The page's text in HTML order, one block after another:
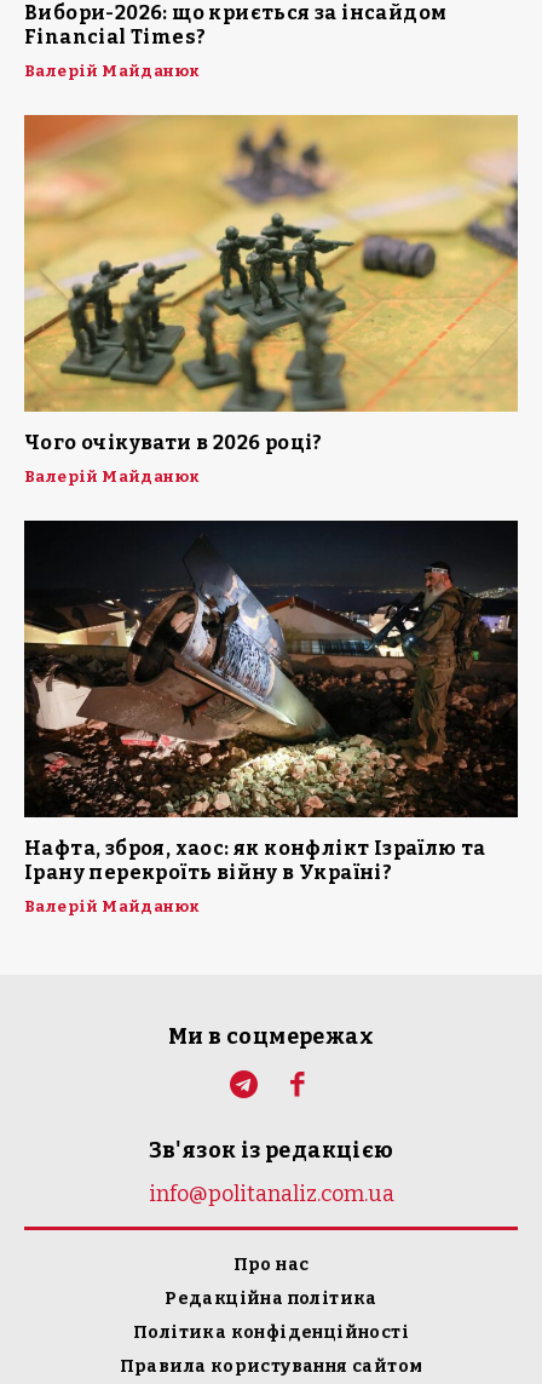
Вибори-2026: що криється за інсайдом
Financial Times?
Валерій Майданюк
Чого очікувати в 2026 році?
Валерій Майданюк
Нафта, зброя, хаос: як конфлікт Ізраїлю та
Ірану перекроїть війну в Україні?
Валерій Майданюк
Ми в соцмережах
Зв'язок із редакцією
info@politanaliz.com.ua
Про нас
Редакційна політика
Політика конфіденційності
Правила користування сайтом